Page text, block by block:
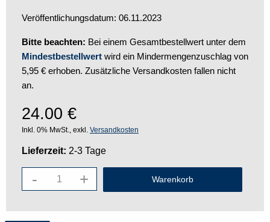
Veröffentlichungsdatum: 06.11.2023
Bitte beachten: Bei einem Gesamtbestellwert unter dem
Mindestbestellwert wird ein Mindermengenzuschlag von
5,95 € erhoben. Zusätzliche Versandkosten fallen nicht
an.
24.00 €
Inkl. 0% MwSt., exkl. Versandkosten
Lieferzeit: 2-3 Tage
- +